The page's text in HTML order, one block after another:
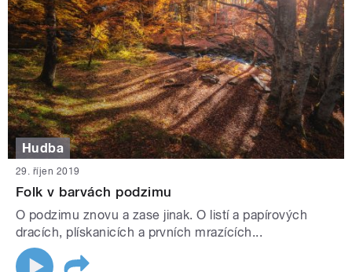
Hudba
29. říjen 2019
Folk v barvách podzimu
O podzimu znovu a zase jinak. O listí a papírových
dracích, plískanicích a prvních mrazících...